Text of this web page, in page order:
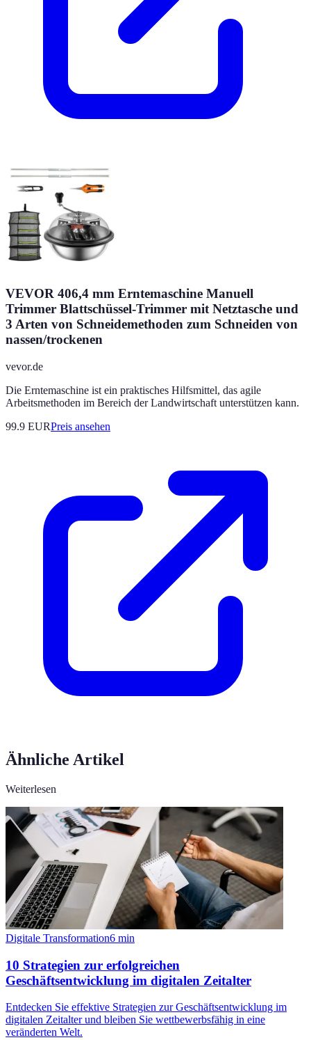
VEVOR 406,4 mm Erntemaschine Manuell
Trimmer Blattschüssel-Trimmer mit Netztasche und
3 Arten von Schneidemethoden zum Schneiden von
nassen/trockenen
vevor.de
Die Erntemaschine ist ein praktisches Hilfsmittel, das agile
Arbeitsmethoden im Bereich der Landwirtschaft unterstützen kann.
99.9 EURPreis ansehen
Ähnliche Artikel
Weiterlesen
Digitale Transformation6 min
10 Strategien zur erfolgreichen
Geschäftsentwicklung im digitalen Zeitalter
Entdecken Sie effektive Strategien zur Geschäftsentwicklung im
digitalen Zeitalter und bleiben Sie wettbewerbsfähig in eine
veränderten Welt.